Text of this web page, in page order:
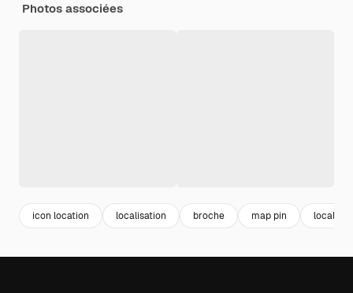
Photos associées
icon location localisation broche map pin